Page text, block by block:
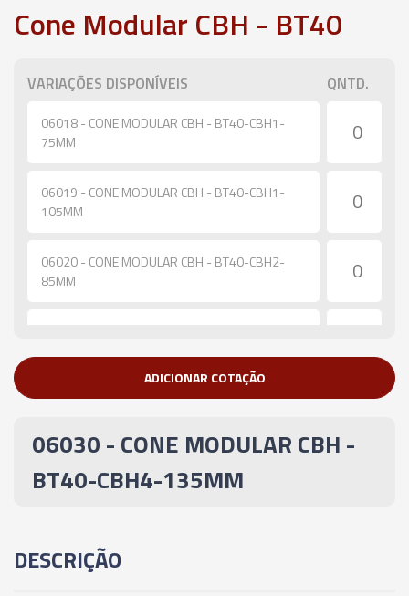
Cone Modular CBH - BT40
VARIAÇÕES DISPONÍVEIS QNTD.
06018 - CONE MODULAR CBH - BT40-CBH1-
75MM
06019 - CONE MODULAR CBH - BT40-CBH1-
105MM
06020 - CONE MODULAR CBH - BT40-CBH2-
85MM
06022 - CONE MODULAR CBH - BT40-CBH2-
06023 - CONE MODULAR CBH - BT40-CBH2-
200MM
95MM
ADICIONAR COTAÇÃO
06030 - CONE MODULAR CBH -
BT40-CBH4-135MM
DESCRIÇÃO